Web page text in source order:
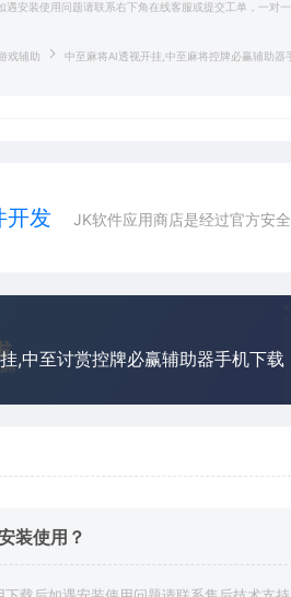
遇安装使用问题请联系右下角在线客服或提交工单，一对一
戏辅助 中至麻将AI透视开挂,中至麻将控牌必赢辅助器
开发 JK软件应用商店是经过官方安
,中至讨赏控牌必赢辅助器手机下载
装使用？